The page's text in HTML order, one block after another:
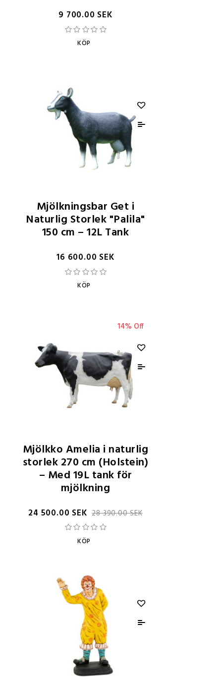
9 700.00 SEK
KÖP
Mjölkningsbar Get i
Naturlig Storlek "Palila"
150 cm – 12L Tank
16 600.00 SEK
KÖP
14% Off
Mjölkko Amelia i naturlig
storlek 270 cm (Holstein)
– Med 19L tank för
mjölkning
24 500.00 SEK 28 390.00 SEK
KÖP